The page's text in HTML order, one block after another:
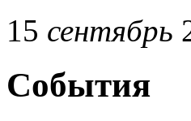
15 сентябрь
События